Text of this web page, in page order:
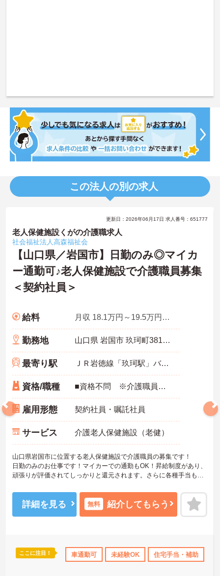
この法人の別の求人
託児所・育児補助 研修制度あり 産休･育休･介護休暇取得実績あり
更新日：2026年06月17日 求人番号：651777
老人保健施設くがの介護職求人
社会福祉法人高森福祉会
【山口県／岩国市】日勤のみ◎マイカ
ー通勤可♪老人保健施設で介護職員募集
＜契約社員＞
給料 月収 18.1万円～19.5万円程度 諸手当含む
勤務地 山口県 岩国市 玖珂町3813-6
最寄り駅 ＪＲ岩徳線「玖珂駅」バス・車7分
資格/職種 ■資格不問 ※介護職員初任者研修（ヘルパー2級）以上あれば尚可 ■経験不問
雇用形態 契約社員・嘱託社員
サービス 介護老人保健施設（老健）
山口県岩国市に位置する老人保健施設で介護職員の募集です！
日勤のみのお仕事です！マイカーでの通勤もOK！昇給制度があり、
頑張りが評価されてしっかりと還元されます。さらに各種手当もあ
安心してスタートできます。
こちらの求人にご興味がございましたら面接のポイントもお伝えし
ますので是非ご応募お待ちしております。
詳細を見る 無料 紹介してもらう
ここに注目！ 車通勤可 未経験OK 住宅手当・補助